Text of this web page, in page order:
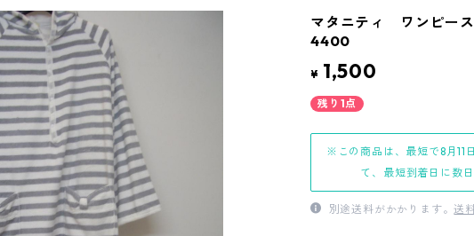
マタニティ ワンピ
4400
¥ 1,500
残り1点
※この商品は、最短で8月11
て、最短到着日に数
別途送料がかかります。送